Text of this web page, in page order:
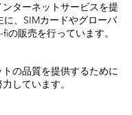
ンターネットサービスを提
に、SIMカードやグローバ
販売を行っています。
の品質を提供するために
しています。